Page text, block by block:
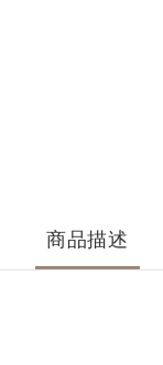
商品描述